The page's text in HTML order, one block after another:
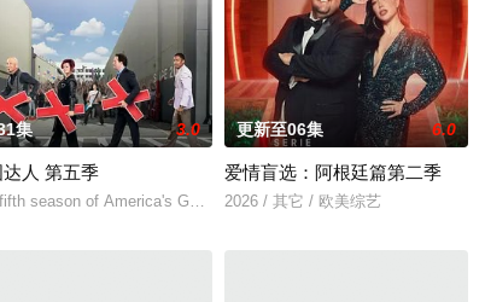
来显的绝活吗？NBC从今年6月21日起开始播出一部选秀节目
集 3.0
达人 第五季
season of America's Got Talent, an American television reality
更新至06集 6.0
爱情盲选：阿根廷篇第二季
2026 / 其它 / 欧美综艺